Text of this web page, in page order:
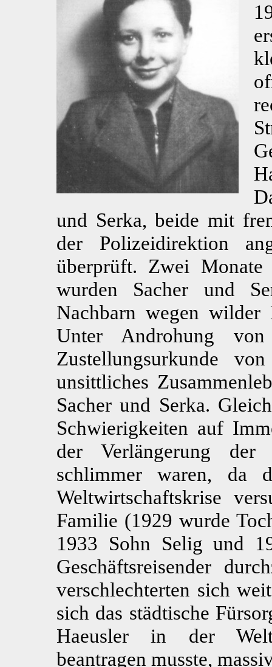
und Serka, beide mit
der Polizeidirektion
überprüft. Zwei
wurden Sacher und
Nachbarn wegen
Unter Androhung
Zustellungsurkunde
unsittliches
Sacher und Serka.
Schwierigkeiten auf
der Verlängerung der
schlimmer waren, da
Weltwirtschaftskrise
Familie (1929 wurde
1933 Sohn Selig und
Geschäftsreisender
verschlechterten sich
sich das städtische
Haeusler in der
beantragen musste,